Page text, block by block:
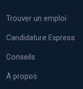
Trouver un emploi
Candidature Express
Conseils
À propos